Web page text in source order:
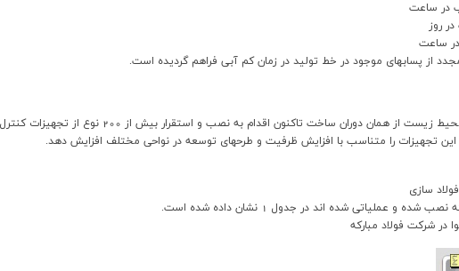
از پسابهاي موجود در خط توليد در زمان كم آبي فراهم گرديده است.
فولاد مباركه به منظور جلوگيري از ورود آلاينده
تجهيزات را متناسب با افزايش ظرفيت و طرحهاي توسعه در نواحي مختلف افزايش دهد.
عملياتي شده اند در جدول 1 نشان داده شده است.